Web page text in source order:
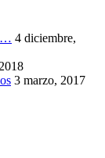
4 diciembre,
3 marzo, 2017